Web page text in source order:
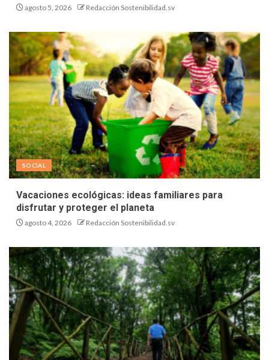
agosto 5, 2026 Redacción Sostenibilidad.sv
SOCIAL
Vacaciones ecológicas: ideas familiares para
disfrutar y proteger el planeta
agosto 4, 2026 Redacción Sostenibilidad.sv